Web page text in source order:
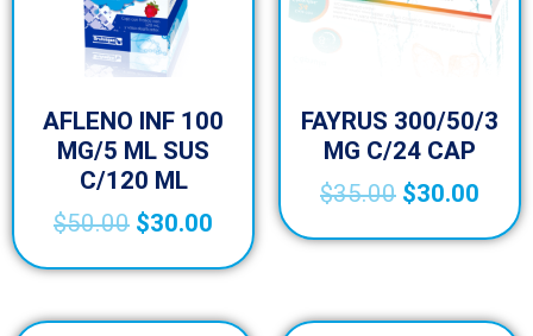
AFLENO INF 100
MG/5 ML SUS
C/120 ML
$50.00 $30.00
FAYRUS 300/50/3
MG C/24 CAP
$35.00 $30.00